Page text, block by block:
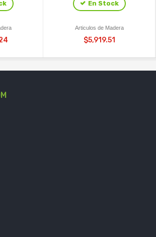
En Stock
Articulos de Madera
$5,919.51